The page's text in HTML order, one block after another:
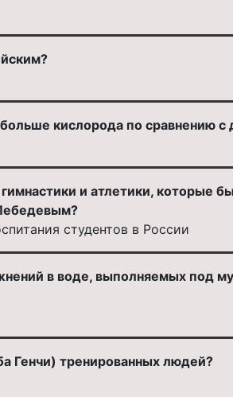
кислорода по сравнению с
и атлетики, которые
студентов в России
в воде, выполняемых под
Генчи) тренированных людей?